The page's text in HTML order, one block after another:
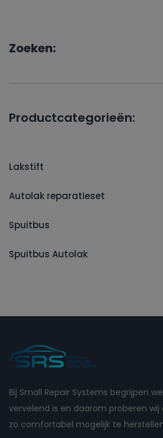
Zoeken:
Productcategorieën:
Lakstift
Autolak reparatieset
Spuitbus
Spuitbus Autolak
Bij Small Repair Systems begrijpen
vervelend is en daarom proberen
zo comfortabel mogelijk te